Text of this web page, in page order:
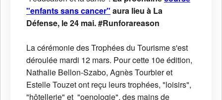
"enfants sans cancer" aura lieu à La
Défense, le 24 mai. #Runforareason
La cérémonie des Trophées du Tourisme s'est
déroulée mardi 12 mars. Pour cette 10e édition,
Nathalie Bellon-Szabo, Agnès Tourbier et
Estelle Touzet ont reçu leurs trophées, "loisirs",
"hôtellerie" et "oenologie", des mains de